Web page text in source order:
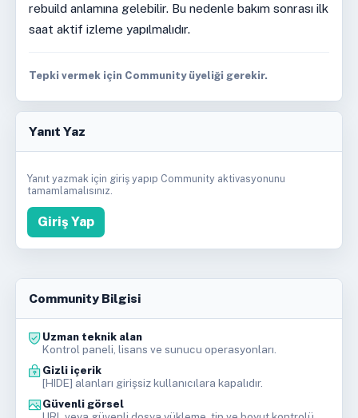
rebuild anlamına gelebilir. Bu nedenle bakım sonrası ilk
saat aktif izleme yapılmalıdır.
Tepki vermek için Community üyeliği gerekir.
Yanıt Yaz
Yanıt yazmak için giriş yapıp Community aktivasyonunu
tamamlamalısınız.
Giriş Yap
Community Bilgisi
Uzman teknik alan
Kontrol paneli, lisans ve sunucu operasyonları.
Gizli içerik
[HIDE] alanları girişsiz kullanıcılara kapalıdır.
Güvenli görsel